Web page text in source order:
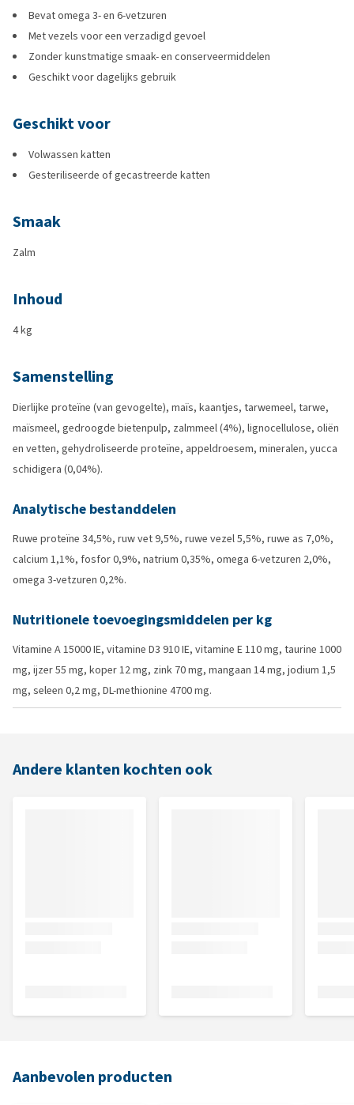
Bevat omega 3- en 6-vetzuren
Met vezels voor een verzadigd gevoel
Zonder kunstmatige smaak- en conserveermiddelen
Geschikt voor dagelijks gebruik
Geschikt voor
Volwassen katten
Gesteriliseerde of gecastreerde katten
Smaak
Zalm
Inhoud
4 kg
Samenstelling
Dierlijke proteïne (van gevogelte), maïs, kaantjes, tarwemeel, tarwe,
maïsmeel, gedroogde bietenpulp, zalmmeel (4%), lignocellulose, oliën
en vetten, gehydroliseerde proteïne, appeldroesem, mineralen, yucca
schidigera (0,04%).
Analytische bestanddelen
Ruwe proteïne 34,5%, ruw vet 9,5%, ruwe vezel 5,5%, ruwe as 7,0%,
calcium 1,1%, fosfor 0,9%, natrium 0,35%, omega 6-vetzuren 2,0%,
omega 3-vetzuren 0,2%.
Nutritionele toevoegingsmiddelen per kg
Vitamine A 15000 IE, vitamine D3 910 IE, vitamine E 110 mg, taurine 1000
mg, ijzer 55 mg, koper 12 mg, zink 70 mg, mangaan 14 mg, jodium 1,5
mg, seleen 0,2 mg, DL-methionine 4700 mg.
Andere klanten kochten ook
Aanbevolen producten